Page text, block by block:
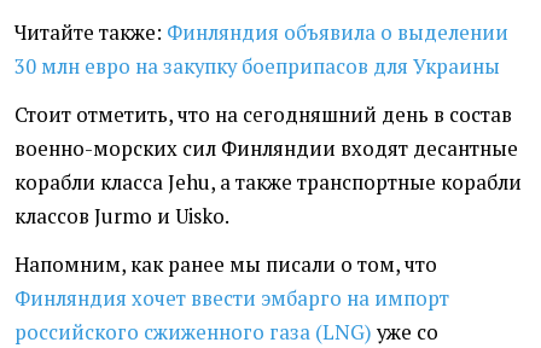
Читайте также: Финляндия объявила о выделении
30 млн евро на закупку боеприпасов для Украины
Стоит отметить, что на сегодняшний день в состав
военно-морских сил Финляндии входят десантные
корабли класса Jehu, а также транспортные корабли
классов Jurmo и Uisko.
Напомним, как ранее мы писали о том, что
Финляндия хочет ввести эмбарго на импорт
российского сжиженного газа (LNG)уже со